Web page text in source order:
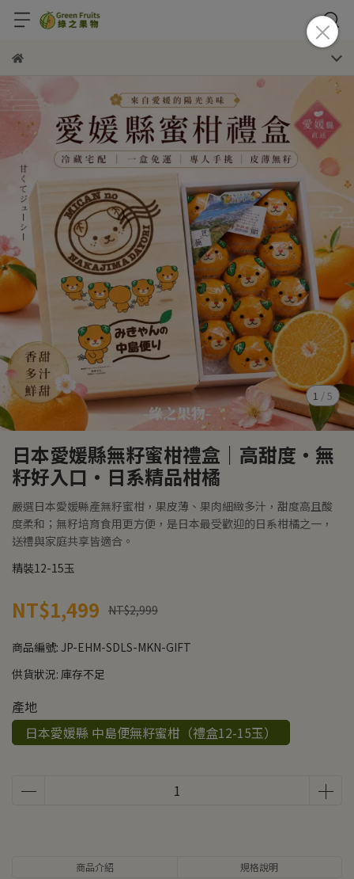
1 /5
日本愛媛縣無籽蜜柑禮盒｜高甜度・無
籽好入口・日系精品柑橘
嚴選日本愛媛縣產無籽蜜柑，果皮薄、果肉細緻多汁，甜度高且酸
度柔和；無籽培育食用更方便，是日本最受歡迎的日系柑橘之一，
送禮與家庭共享皆適合。
精裝12-15玉
NT$1,499 NT$2,999
商品編號: JP-EHM-SDLS-MKN-GIFT
供貨狀況: 庫存不足
產地
日本愛媛縣 中島便無籽蜜柑（禮盒12-15玉）
商品介紹 規格說明